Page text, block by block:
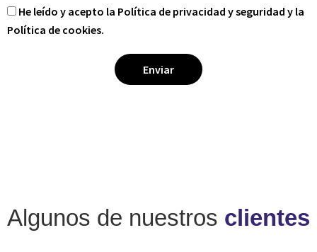
He leído y acepto la Política de privacidad y seguridad y la
Política de cookies.
Algunos de nuestros clientes